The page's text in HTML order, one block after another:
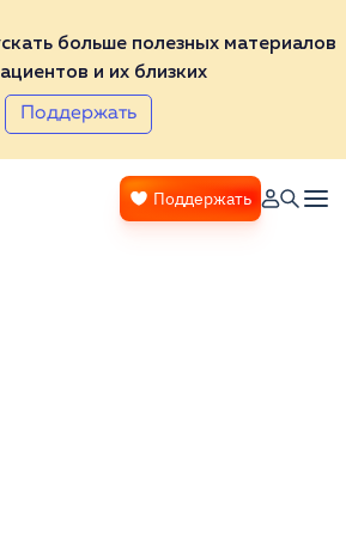
больше полезных материалов
и их близких
Поддержать
Поддержать